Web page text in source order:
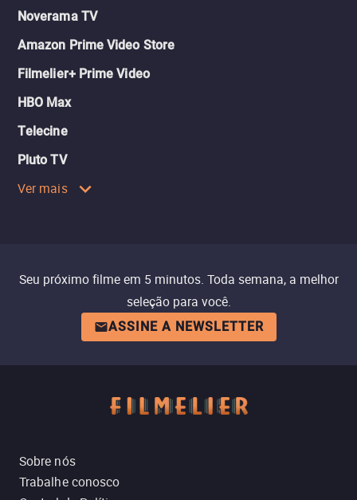
Noverama TV
Amazon Prime Video Store
Filmelier+ Prime Video
HBO Max
Telecine
Pluto TV
Ver mais
Seu próximo filme em 5 minutos. Toda semana, a melhor
seleção para você.
ASSINE A NEWSLETTER
Sobre nós
Trabalhe conosco